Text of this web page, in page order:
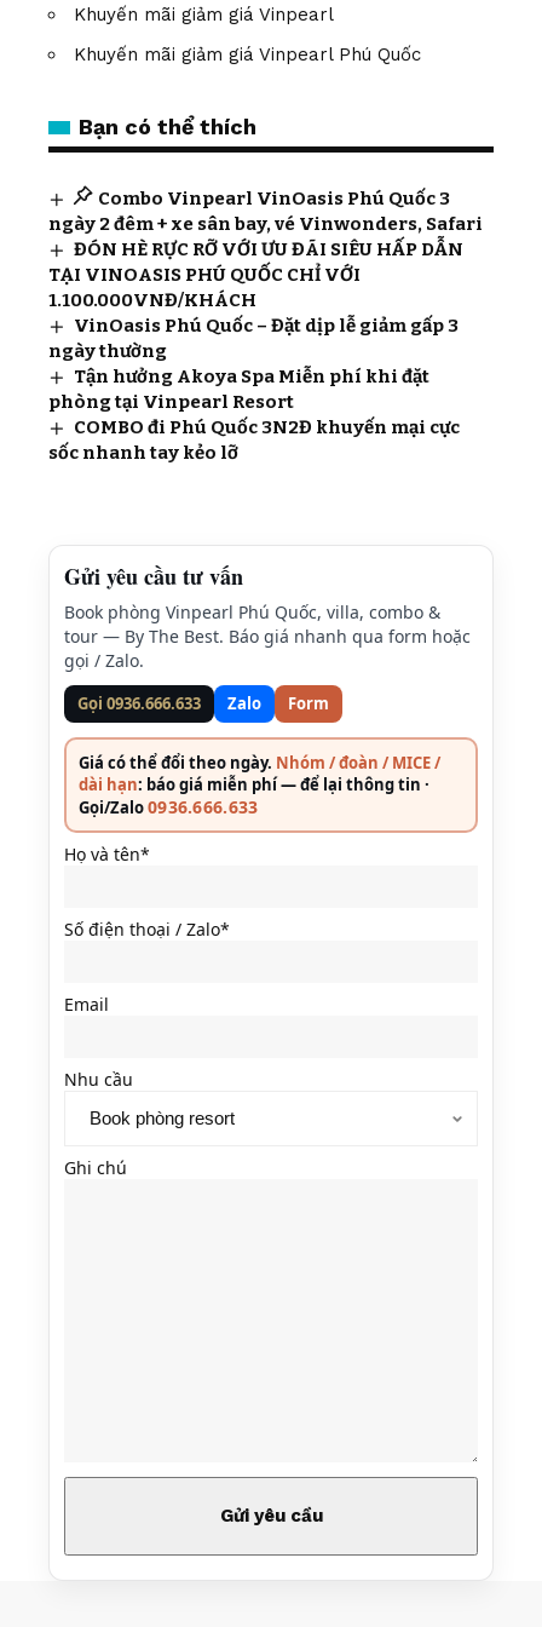
Khuyến mãi giảm giá Vinpearl
Khuyến mãi giảm giá Vinpearl Phú Quốc
Bạn có thể thích
Combo Vinpearl VinOasis Phú Quốc 3
ngày 2 đêm + xe sân bay, vé Vinwonders, Safari
ĐÓN HÈ RỰC RỠ VỚI ƯU ĐÃI SIÊU HẤP DẪN
TẠI VINOASIS PHÚ QUỐC CHỈ VỚI
1.100.000VNĐ/KHÁCH
VinOasis Phú Quốc – Đặt dịp lễ giảm gấp 3
ngày thường
Tận hưởng Akoya Spa Miễn phí khi đặt
phòng tại Vinpearl Resort
COMBO đi Phú Quốc 3N2Đ khuyến mại cực
sốc nhanh tay kẻo lỡ
Gửi yêu cầu tư vấn
Book phòng Vinpearl Phú Quốc, villa, combo &
tour — By The Best. Báo giá nhanh qua form hoặc
gọi / Zalo.
Gọi 0936.666.633 Zalo Form
Giá có thể đổi theo ngày. Nhóm / đoàn / MICE /
dài hạn: báo giá miễn phí — để lại thông tin ·
Gọi/Zalo0936.666.633
Họ và tên*
Số điện thoại / Zalo*
Email
Nhu cầu
Ghi chú